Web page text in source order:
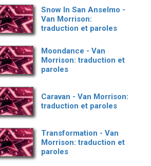
Snow In San Anselmo -
Van Morrison:
traduction et paroles
Moondance - Van
Morrison: traduction et
paroles
Caravan - Van Morrison:
traduction et paroles
Transformation - Van
Morrison: traduction et
paroles